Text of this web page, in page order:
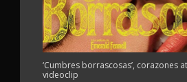
‘Cumbres borrascosas’, corazones
videoclip